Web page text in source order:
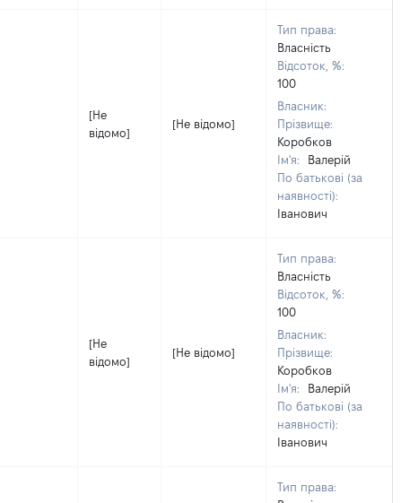
[Не
відомо]
[Не відомо]
Тип права:
Власність
Відсоток, %:
100
Власник:
Прізвище:
Коробков
Ім'я:
Валерій
По батькові (за
наявності):
Іванович
[Не
відомо]
[Не відомо]
Тип права:
Власність
Відсоток, %:
100
Власник:
Прізвище:
Коробков
Ім'я:
Валерій
По батькові (за
наявності):
Іванович
Тип права: